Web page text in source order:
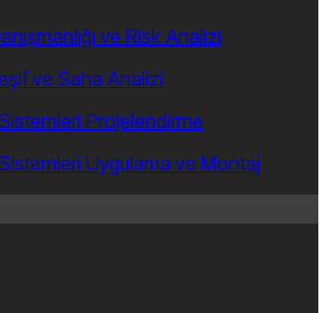
ve Risk Analizi
ve Saha Analizi
Projelendirme
Uygulama ve Montaj